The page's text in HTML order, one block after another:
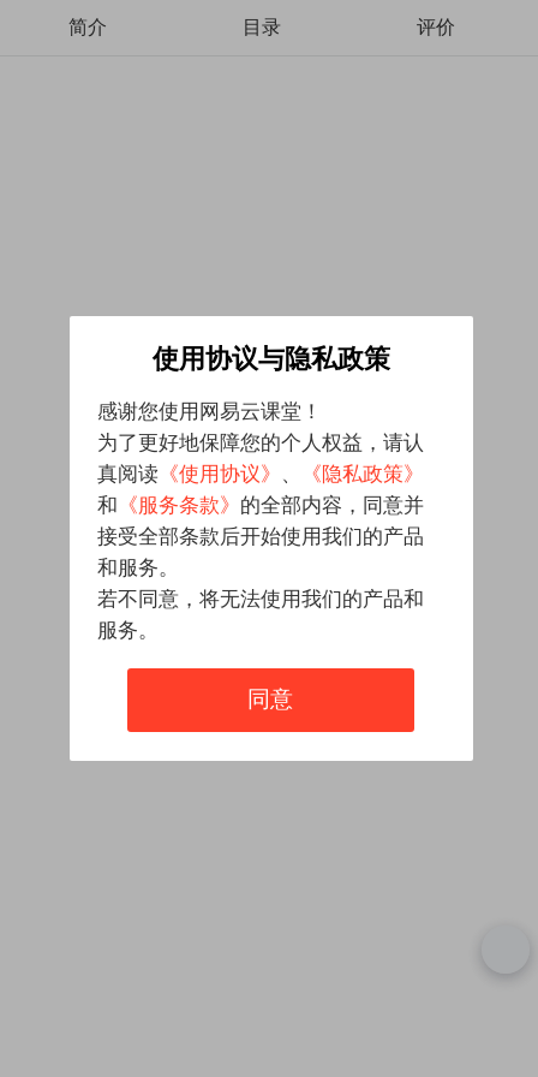
简介 目录 评价
使用协议与隐私政策
感谢您使用网易云课堂！
为了更好地保障您的个人权益，请认
真阅读 《使用协议》 、
《隐私政策》
和 《服务条款》 的全部内容，同意并
接受全部条款后开始使用我们的产品
和服务。
若不同意，将无法使用我们的产品和
服务。
同意